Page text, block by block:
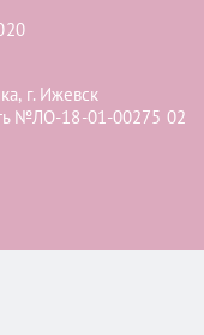
г. Ижевск
№ЛО-18-01-00275 02